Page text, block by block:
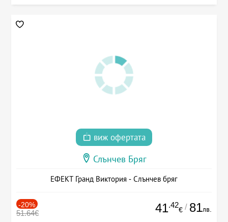
виж офертата
Слънчев Бряг
ЕФЕКТ Гранд Виктория - Слънчев бряг
-20%
51.64€ 41.42
€ / 81лв.